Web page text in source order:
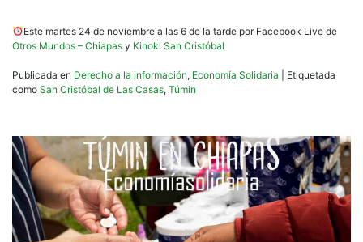
Este martes 24 de noviembre a las 6 de la tarde por Facebook Live de
Otros Mundos – Chiapas y Kinoki San Cristóbal
Publicada en Derecho a la información, Economía Solidaria
Etiquetada
como San Cristóbal de Las Casas, Túmin